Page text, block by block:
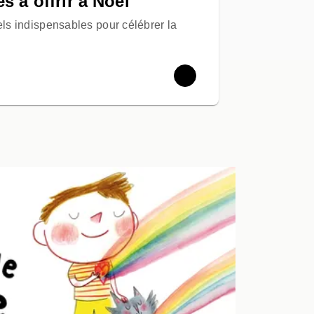
indispensables pour célébrer la